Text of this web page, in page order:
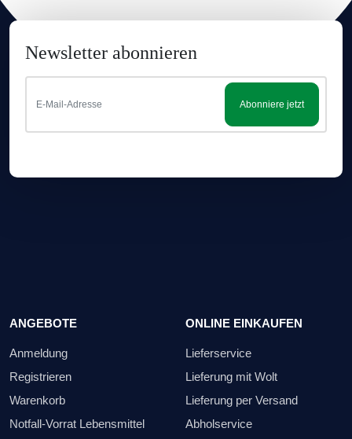
Newsletter abonnieren
Abonniere jetzt
ANGEBOTE
Anmeldung
Registrieren
Warenkorb
Notfall-Vorrat Lebensmittel
ONLINE EINKAUFEN
Lieferservice
Lieferung mit Wolt
Lieferung per Versand
Abholservice